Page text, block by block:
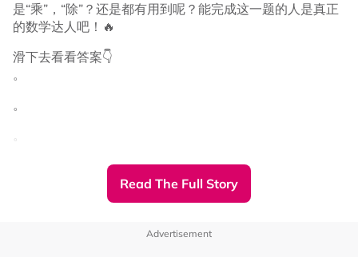
是“乘”，“除”？还是都有用到呢？能完成这一题的人是真正
的数学达人吧！🔥
滑下去看看答案👇
。
。
。
Read The Full Story
Advertisement